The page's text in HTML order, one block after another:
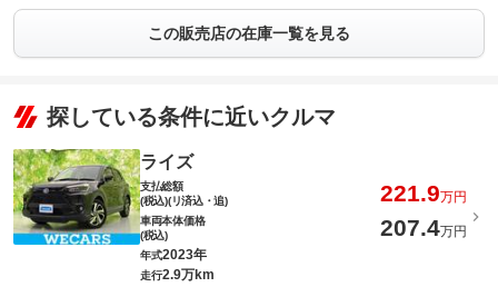
この販売店の在庫一覧を見る
探している条件に近いクルマ
ライズ
支払総額
(税込)(リ済込・追)
221.9万円
車両本体価格
(税込)
207.4万円
年式2023年
走行2.9万km